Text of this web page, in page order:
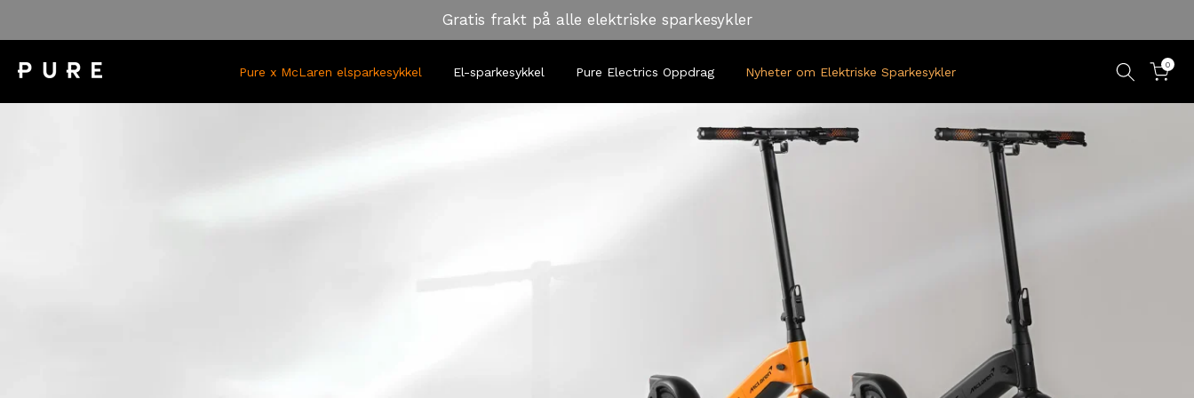
til
innhold
Gratis frakt på alle elektriske sparkesykler
Pure x McLaren elsparkesykkel El-sparkesykkel Pure Electrics Oppdrag Nyheter om Elektriske Sparkesykler
0